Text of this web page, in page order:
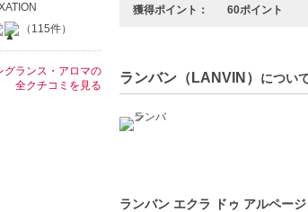
獲得ポイント： 60ポイント
ランバン（LANVIN） につい
ランバン エクラ ドゥ アルペー
（115件）
グランス・アロマの
全クチコミを見る